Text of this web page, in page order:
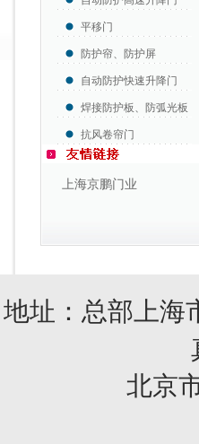
平移门
防护帘、防护屏
自动防护快速升降门
焊接防护板、防弧光板
抗风卷帘门
上海京鹏门业
地址：总部上海
北京市大